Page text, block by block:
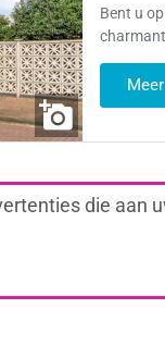
Bent u
die aan